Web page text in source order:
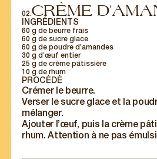
02.CRÈME
INGRÉDIENTS
60 g de beurre frais
60 g de sucre glace
60 g de poudre d’amandes
30 g d’œuf entier
25 g de crème pâtissière
10 g de rhum
PROCÉDÉ
Crémer le beurre.
Verser le sucre glace et la
mélanger.
Ajouter l’œuf, puis la crème
rhum. Attention à ne pas